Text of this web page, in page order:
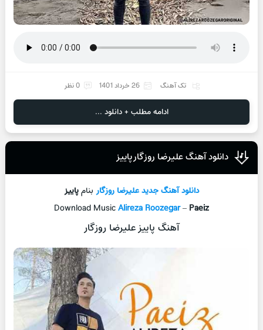
تک آهنگ 26 خرداد 1401 0 نظر
ادامه مطلب + دانلود ...
دانلود آهنگ علیرضا روزگار پاییز
دانلود آهنگ جدیدعلیرضا روزگاربنامپاییز
Download MusicAlireza Roozegar– Paeiz
آهنگ پاییز علیرضا روزگار